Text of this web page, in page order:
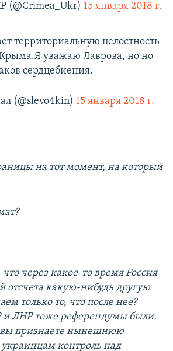
15 января 2018 г.
территориальную целостность
уважаю Лаврова, но но
сердцебиения.
(@slevo4kin) 15 января 2018 г.
на тот момент, на который
через какое-то время Россия
отсчета какую-нибудь другую
только то, что после нее?
ЛНР тоже референдумы были.
вы признаете нынешнюю
украинцам контроль над